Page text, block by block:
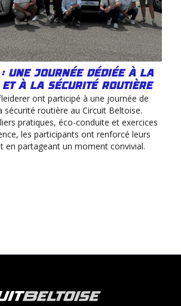
une journée dédiée à la
et à la sécurité routière
ont participé à une journée de
sécurité routière au Circuit Beltoise.
pratiques, éco-conduite et exercices
les participants ont renforcé leurs
en partageant un moment convivial.